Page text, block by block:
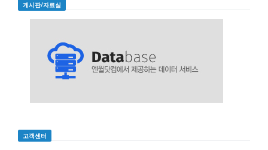
게시판/자료실
고객센터